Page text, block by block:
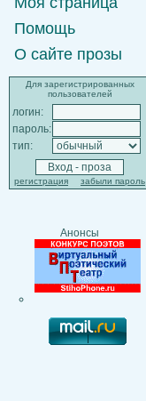
Помощь
О сайте прозы
Для зарегистрированных
пользователей
логин:
пароль:
тип:
регистрация забыли пароль
Анонсы